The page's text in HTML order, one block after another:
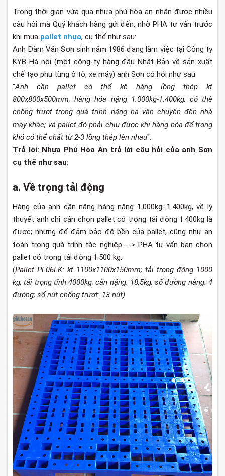
Trong thời gian vừa qua nhựa phú hòa an nhận được nhiều
câu hỏi mà Quý khách hàng gửi đến, nhờ PHA tư vấn trước
khi mua pallet nhựa, cụ thể như sau:
Anh Đàm Văn Sơn sinh năm 1986 đang làm việc tại Công ty
KYB-Hà nội (một công ty hàng đầu Nhật Bản về sản xuất
chế tạo phụ tùng ô tô, xe máy) anh Sơn có hỏi như sau:
"Anh cần pallet có thể kê hàng lồng thép kt
800x800x500mm, hàng hóa nặng 1.000kg-1.400kg; có thể
chống trượt trong quá trình nâng hạ vận chuyển đến nhà
máy khác; và pallet đó phải chịu được khi hàng hóa để trong
khó có thể chất từ 2-3 lồng thép lên nhau".
Trả lời: Nhựa Phú Hòa An trả lời câu hỏi của anh Sơn
cụ thể như sau:
a. Về trọng tải động
Hàng của anh cần nâng hàng nặng 1.000kg-.1.400kg, về lý
thuyết anh chỉ cần chọn pallet có trọng tải động 1.400kg là
được; nhưng để đảm bảo độ bền của pallet, cũng như an
toàn trong quá trình tác nghiệp---> PHA tư vấn bạn chọn
pallet có trọng tải động 1.500 kg.
(Pallet PL06LK: kt 1100x1100x150mm; tải trọng động 1000
kg; tải trọng tĩnh 4000kg; cân nặng: 18,5kg; số đường nâng: 4
đường; số nút chống trượt: 13 nút)